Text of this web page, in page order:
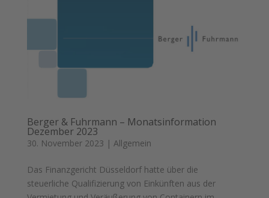
Berger & Fuhrmann – Monatsinformation
Dezember 2023
30. November 2023 | Allgemein
Das Finanzgericht Düsseldorf hatte über die
steuerliche Qualifizierung von Einkünften aus der